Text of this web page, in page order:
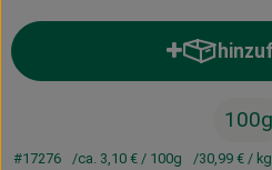
100g
#17276 ca. 3,10 € / 100g 30,99 € / kg